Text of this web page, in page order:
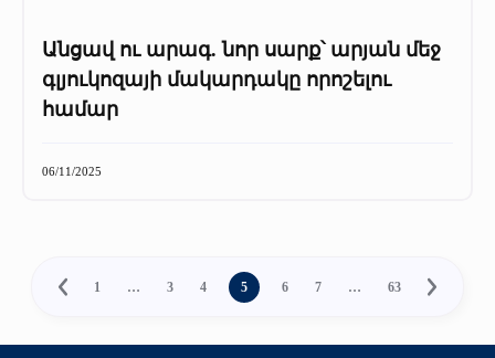
Անցավ ու արագ. նոր սարք՝ արյան մեջ
գլյուկոզայի մակարդակը որոշելու
համար
06/11/2025
1 … 3 4 5 6 7 … 63